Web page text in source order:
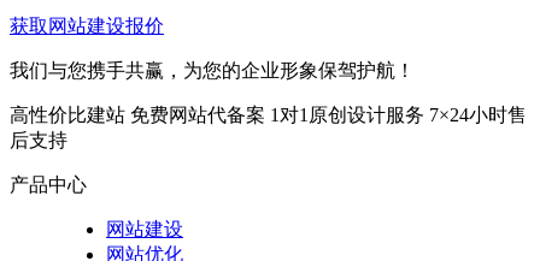
获取网站建设报价
我们与您携手共赢，为您的企业形象保驾护航！
高性价比建站 免费网站代备案 1对1原创设计服务 7×24小时售
后支持
产品中心
网站建设
网站优化